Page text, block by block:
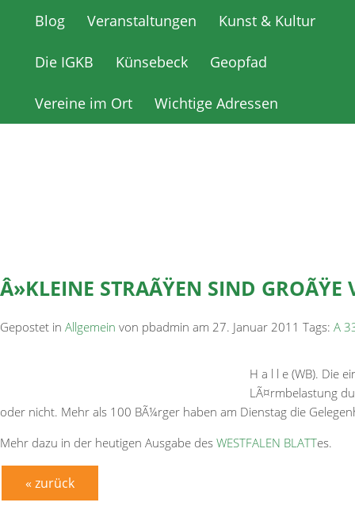
Blog Veranstaltungen Kunst & Kultur
Die IGKB Künsebeck Geopfad
Vereine im Ort Wichtige Adressen
Blog Veranstaltungen Kunst & Kultur
Die IGKB Künsebeck Geopfad
Vereine im Ort Wichtige Adressen
Â»KLEINE STRAÃŸEN SIND GROÃŸE
Gepostet in Allgemein von pbadmin am 27. Januar 2011 Tags: A
H a l l e (WB). Die
LÃ¤rmbelastung
oder nicht. Mehr als 100 BÃ¼rger haben am Dienstag die
Mehr dazu in der heutigen Ausgabe des WESTFALEN BLATTes.
« zurück